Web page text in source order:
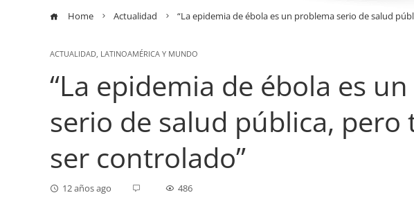
Home Actualidad “La epidemia de ébola es un problema serio de salud
ACTUALIDAD, LATINOAMÉRICA Y MUNDO
“La epidemia de ébola es
serio de salud pública, pero
ser controlado”
12 años ago 486